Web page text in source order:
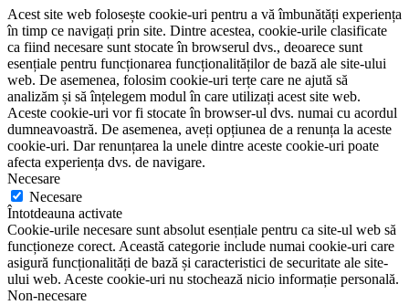
Acest site web folosește cookie-uri pentru a vă îmbunătăți experiența
în timp ce navigați prin site. Dintre acestea, cookie-urile clasificate
ca fiind necesare sunt stocate în browserul dvs., deoarece sunt
esențiale pentru funcționarea funcționalităților de bază ale site-ului
web. De asemenea, folosim cookie-uri terțe care ne ajută să
analizăm și să înțelegem modul în care utilizați acest site web.
Aceste cookie-uri vor fi stocate în browser-ul dvs. numai cu acordul
dumneavoastră. De asemenea, aveți opțiunea de a renunța la aceste
cookie-uri. Dar renunțarea la unele dintre aceste cookie-uri poate
afecta experiența dvs. de navigare.
Necesare
Necesare
Întotdeauna activate
Cookie-urile necesare sunt absolut esențiale pentru ca site-ul web să
funcționeze corect. Această categorie include numai cookie-uri care
asigură funcționalități de bază și caracteristici de securitate ale site-
ului web. Aceste cookie-uri nu stochează nicio informație personală.
Non-necesare